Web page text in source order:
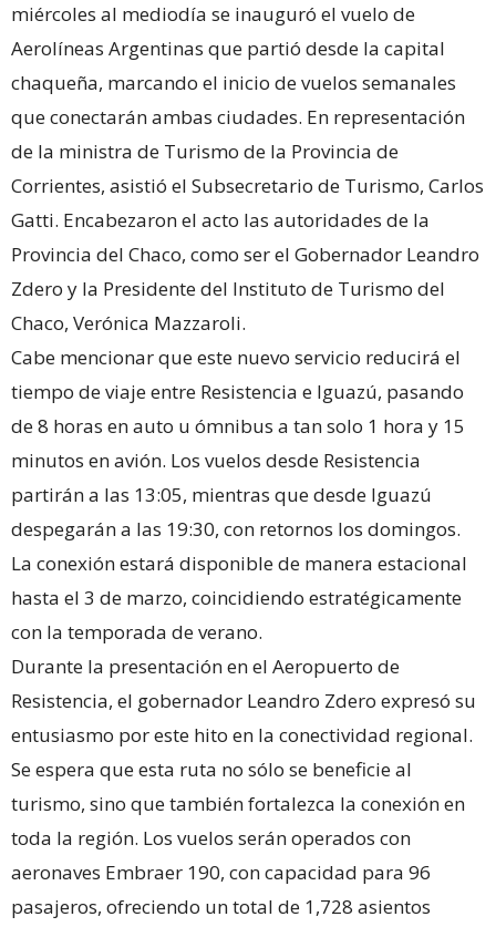
miércoles al mediodía se inauguró el vuelo de
Aerolíneas Argentinas que partió desde la capital
chaqueña, marcando el inicio de vuelos semanales
que conectarán ambas ciudades. En representación
de la ministra de Turismo de la Provincia de
Corrientes, asistió el Subsecretario de Turismo, Carlos
Gatti. Encabezaron el acto las autoridades de la
Provincia del Chaco, como ser el Gobernador Leandro
Zdero y la Presidente del Instituto de Turismo del
Chaco, Verónica Mazzaroli.
Cabe mencionar que este nuevo servicio reducirá el
tiempo de viaje entre Resistencia e Iguazú, pasando
de 8 horas en auto u ómnibus a tan solo 1 hora y 15
minutos en avión. Los vuelos desde Resistencia
partirán a las 13:05, mientras que desde Iguazú
despegarán a las 19:30, con retornos los domingos.
La conexión estará disponible de manera estacional
hasta el 3 de marzo, coincidiendo estratégicamente
con la temporada de verano.
Durante la presentación en el Aeropuerto de
Resistencia, el gobernador Leandro Zdero expresó su
entusiasmo por este hito en la conectividad regional.
Se espera que esta ruta no sólo se beneficie al
turismo, sino que también fortalezca la conexión en
toda la región. Los vuelos serán operados con
aeronaves Embraer 190, con capacidad para 96
pasajeros, ofreciendo un total de 1,728 asientos